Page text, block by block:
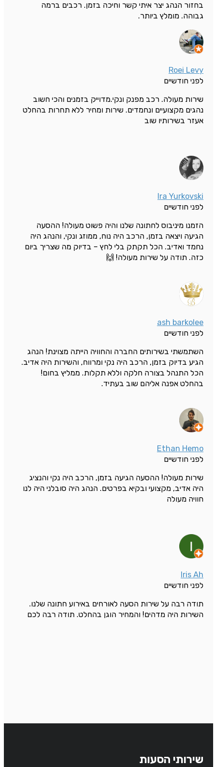
בחזור הנהג יצר איתי קשר וחיכה בזמן. רכבים ברמה
גבוהה. מומלץ ביותר.
Roei Levy
לפני חודשיים
שירות מעולה. רכב מפנק ונקי.מדוייק בזמנים והכי חשוב
נהגים מקצועיים ונחמדים. שירות ומחיר ללא תחרות בהחלט
אעזר בשירותיו שוב
Ira Yurkovski
לפני חודשיים
הזמנו מיניבוס לחתונה שלנו והיה פשוט מעולה! ההסעה
הגיעה ויצאה בזמן, הרכב היה נוח, ממוזג ונקי, והנהג היה
נחמד ואדיב. הכל תקתק בלי לחץ – בדיוק מה שצריך ביום
כזה. תודה על שירות מעולה! 🙌
ash barkolee
לפני חודשיים
השתמשתי בשירותים החברה והחוויה הייתה מצוינת! הנהג
הגיע בדיוק בזמן, הרכב היה נקי ומרווח, והשירות היה אדיב.
הכל התנהל בצורה חלקה וללא תקלות. ממליץ בחום!
בהחלט אפנה אליהם שוב בעתיד.
Ethan Hemo
לפני חודשיים
שירות מעולה! ההסעה הגיעה בזמן, הרכב היה נקי והנציג
היה אדיב, מקצועי ובקיא בפרטים. הנהג היה סובלני היה לנו
חוויה מעולה
Iris Ah
לפני חודשיים
תודה רבה על שירות הסעה לאורחים באירוע חתונה שלנו.
השירות היה מדהים! והמחיר הוגן בהחלט. תודה רבה לכם
שירותי הסעות